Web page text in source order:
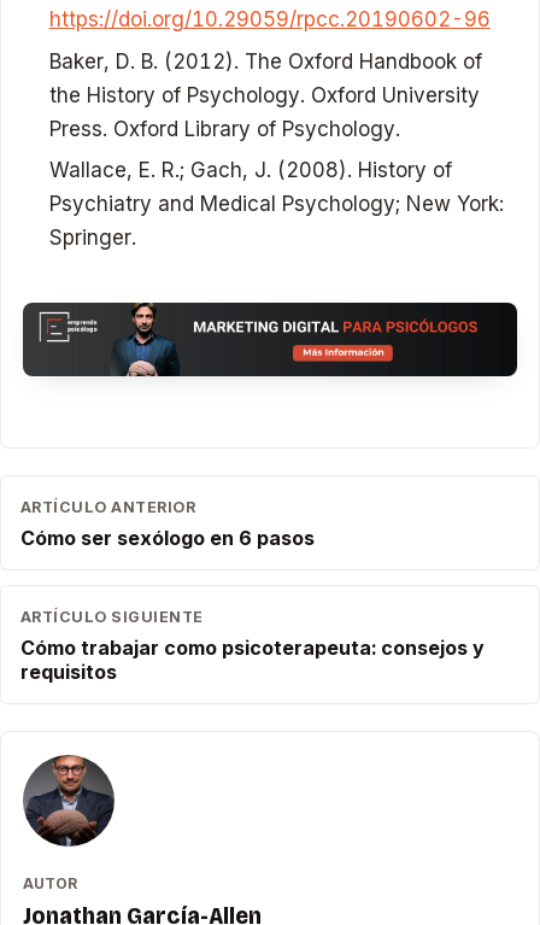
https://doi.org/10.29059/rpcc.20190602-96
Baker, D. B. (2012). The Oxford Handbook of
the History of Psychology. Oxford University
Press. Oxford Library of Psychology.
Wallace, E. R.; Gach, J. (2008). History of
Psychiatry and Medical Psychology; New York:
Springer.
ARTÍCULO ANTERIOR
Cómo ser sexólogo en 6 pasos
ARTÍCULO SIGUIENTE
Cómo trabajar como psicoterapeuta: consejos y
requisitos
AUTOR
Jonathan García-Allen